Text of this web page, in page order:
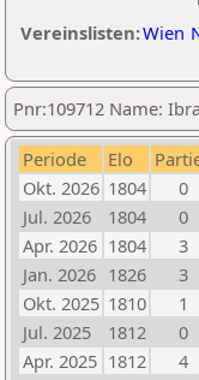
Vereinslisten:Wien
Pnr:109712 Name:
Periode Elo
Okt. 2026 1804 0
Jul. 2026
1804 0
Apr. 2026 1804 3
Jan. 2026 1826 3
Okt. 2025 1810 1
Jul. 2025
1812 0
Apr. 2025 1812 4